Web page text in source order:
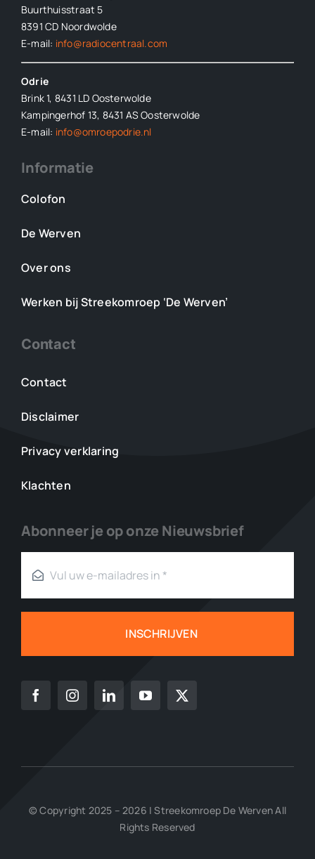
Buurthuisstraat 5
8391 CD Noordwolde
E-mail: info@radiocentraal.com
Odrie
Brink 1, 8431 LD Oosterwolde
Kampingerhof 13, 8431 AS Oosterwolde
E-mail: info@omroepodrie.nl
Informatie
Colofon
De Werven
Over ons
Werken bij Streekomroep ‘De Werven’
Contact
Contact
Disclaimer
Privacy verklaring
Klachten
Abonneer je op onze Nieuwsbrief
INSCHRIJVEN
© Copyright 2025 – 2026 | Streekomroep De Werven All
Rights Reserved